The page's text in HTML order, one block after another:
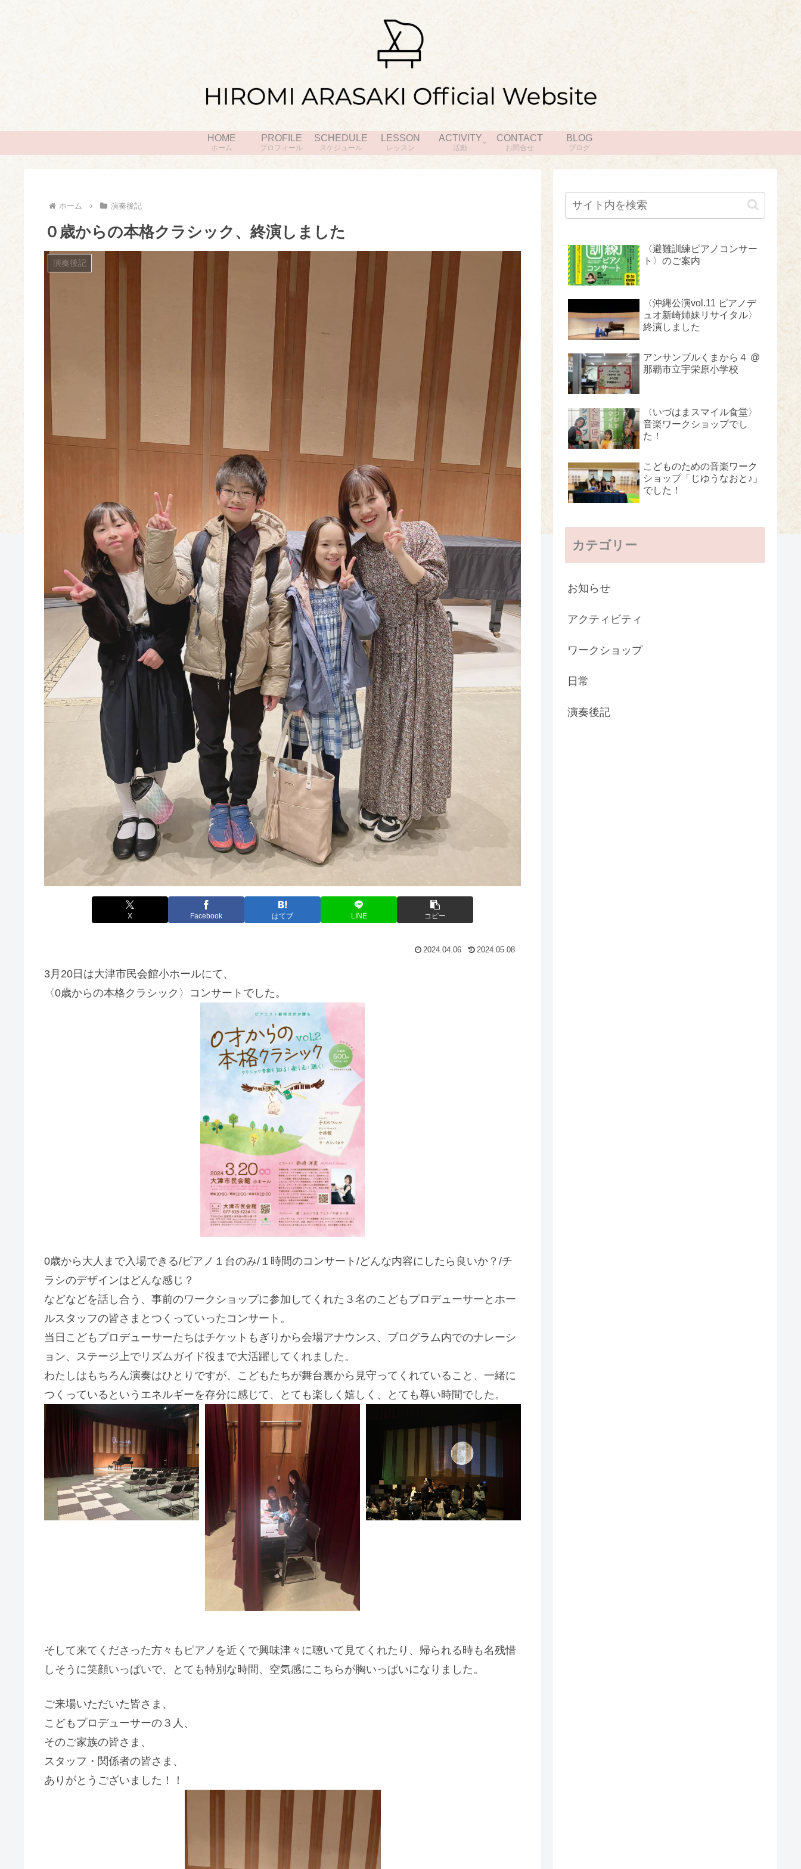
HOME
ホーム
PROFILE
プロフィール
SCHEDULE
スケジュール
LESSON
レッスン
ACTIVITY
活動
CONTACT
お問合せ
BLOG
ブログ
ホーム 演奏後記
０歳からの本格クラシック、終演しました
演奏後記
X Facebook はてブ LINE コピー
2024.04.06 2024.05.08
3月20日は大津市民会館小ホールにて、
〈0歳からの本格クラシック〉コンサートでした。
0歳から大人まで入場できる/ピアノ１台のみ/１時間のコンサート/どんな内容にしたら良いか？/チ
ラシのデザインはどんな感じ？
などなどを話し合う、事前のワークショップに参加してくれた３名のこどもプロデューサーとホー
ルスタッフの皆さまとつくっていったコンサート。
当日こどもプロデューサーたちはチケットもぎりから会場アナウンス、プログラム内でのナレーシ
ョン、ステージ上でリズムガイド役まで大活躍してくれました。
わたしはもちろん演奏はひとりですが、こどもたちが舞台裏から見守ってくれていること、一緒に
つくっているというエネルギーを存分に感じて、とても楽しく嬉しく、とても尊い時間でした。
そして来てくださった方々もピアノを近くで興味津々に聴いて見てくれたり、帰られる時も名残惜
しそうに笑顔いっぱいで、とても特別な時間、空気感にこちらが胸いっぱいになりました。
ご来場いただいた皆さま、
こどもプロデューサーの３人、
そのご家族の皆さま、
スタッフ・関係者の皆さま、
ありがとうございました！！
〈避難訓練ピアノコンサー
ト〉のご案内
〈沖縄公演vol.11 ピアノデ
ュオ新崎姉妹リサイタル〉
終演しました
アンサンブルくまから４ @
那覇市立宇栄原小学校
〈いづはまスマイル食堂〉
音楽ワークショップでし
た！
こどものための音楽ワーク
ショップ「じゆうなおと♪」
でした！
カテゴリー
お知らせ
アクティビティ
ワークショップ
日常
演奏後記